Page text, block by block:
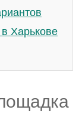
Харькове